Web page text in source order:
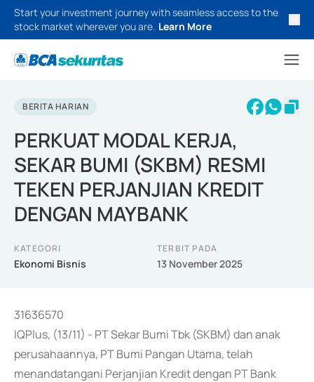
Start your investment journey with seamless access to the
stock market wherever you are. Learn More
BERITA HARIAN
PERKUAT MODAL KERJA,
SEKAR BUMI (SKBM) RESMI
TEKEN PERJANJIAN KREDIT
DENGAN MAYBANK
KATEGORI
Ekonomi Bisnis
TERBIT PADA
13 November 2025
31636570
IQPlus, (13/11) - PT Sekar Bumi Tbk (SKBM) dan anak
perusahaannya, PT Bumi Pangan Utama, telah
menandatangani Perjanjian Kredit dengan PT Bank